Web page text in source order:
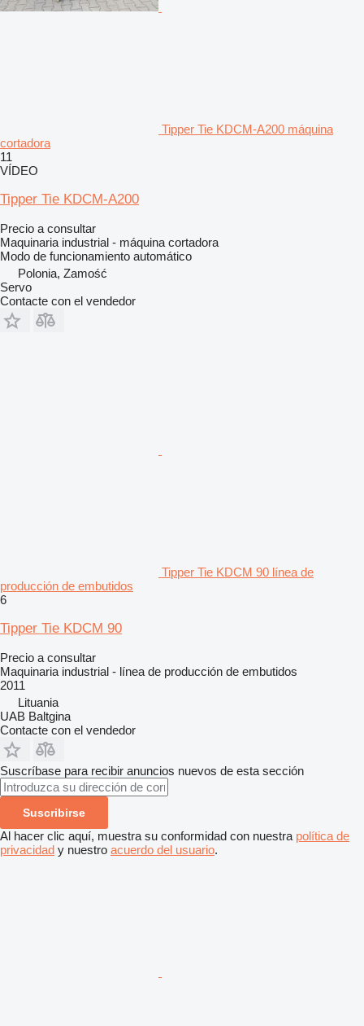
Tipper Tie KDCM-A200 máquina
cortadora
11
VÍDEO
Tipper Tie KDCM-A200
Precio a consultar
Maquinaria industrial - máquina cortadora
Modo de funcionamiento automático
Polonia, Zamość
Servo
Contacte con el vendedor
Tipper Tie KDCM 90 línea de
producción de embutidos
6
Tipper Tie KDCM 90
Precio a consultar
Maquinaria industrial - línea de producción de embutidos
2011
Lituania
UAB Baltgina
Contacte con el vendedor
Suscríbase para recibir anuncios nuevos de esta sección
Suscribirse
Al hacer clic aquí, muestra su conformidad con nuestra política de
privacidad y nuestro acuerdo del usuario.